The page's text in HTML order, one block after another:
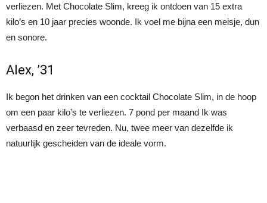
verliezen. Met Chocolate Slim, kreeg ik ontdoen van 15 extra
kilo’s en 10 jaar precies woonde. Ik voel me bijna een meisje, dun
en sonore.
Alex, ’31
Ik begon het drinken van een cocktail Chocolate Slim, in de hoop
om een ​​paar kilo’s te verliezen. 7 pond per maand Ik was
verbaasd en zeer tevreden. Nu, twee meer van dezelfde ik
natuurlijk gescheiden van de ideale vorm.